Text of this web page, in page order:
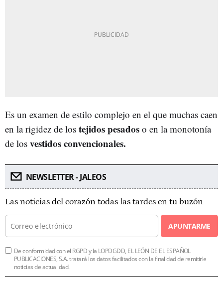
Es un examen de estilo complejo en el que muchas caen
en la rigidez de los tejidos pesados o en la monotonía
de los vestidos convencionales.
NEWSLETTER - JALEOS
Las noticias del corazón todas las tardes en tu buzón
APUNTARME
De conformidad con el RGPD y la LOPDGDD, EL LEÓN DE EL ESPAÑOL
PUBLICACIONES, S.A. tratará los datos facilitados con la finalidad de remitirle
noticias de actualidad.